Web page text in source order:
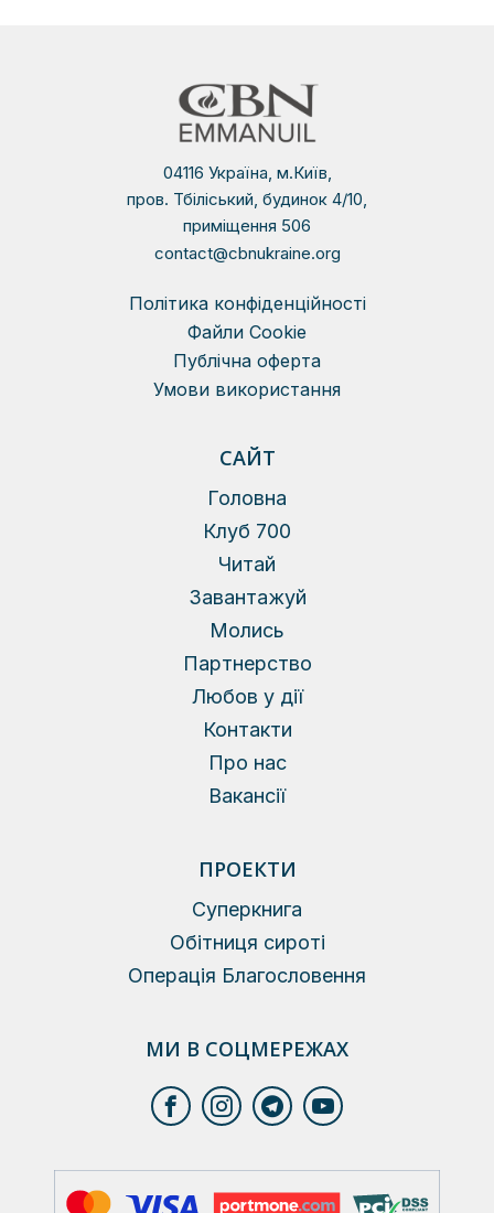
04116 Україна, м.Київ,
пров. Тбіліський, будинок 4/10,
приміщення 506
contact@cbnukraine.org
Політика конфіденційності
Файли Сookie
Публічна оферта
Умови використання
САЙТ
Головна
Клуб 700
Читай
Завантажуй
Молись
Партнерство
Любов у дії
Контакти
Про нас
Вакансії
ПРОЕКТИ
Суперкнига
Обітниця сироті
Операція Благословення
МИ В СОЦМЕРЕЖАХ